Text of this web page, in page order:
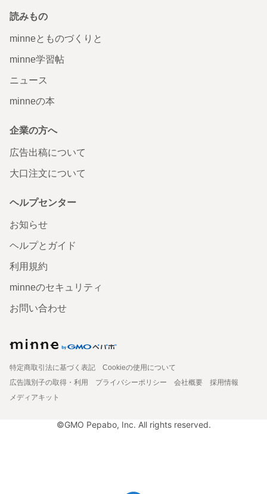
読みもの
minneとものづくりと
minne学習帖
ニュース
minneの本
企業の方へ
広告出稿について
大口注文について
ヘルプセンター
お知らせ
ヘルプとガイド
利用規約
minneのセキュリティ
お問い合わせ
特定商取引法に基づく表記
Cookieの使用について
広告識別子の取得・利用
プライバシーポリシー 会社概要
採用情報
メディアキット
©GMO Pepabo, Inc. All rights reserved.